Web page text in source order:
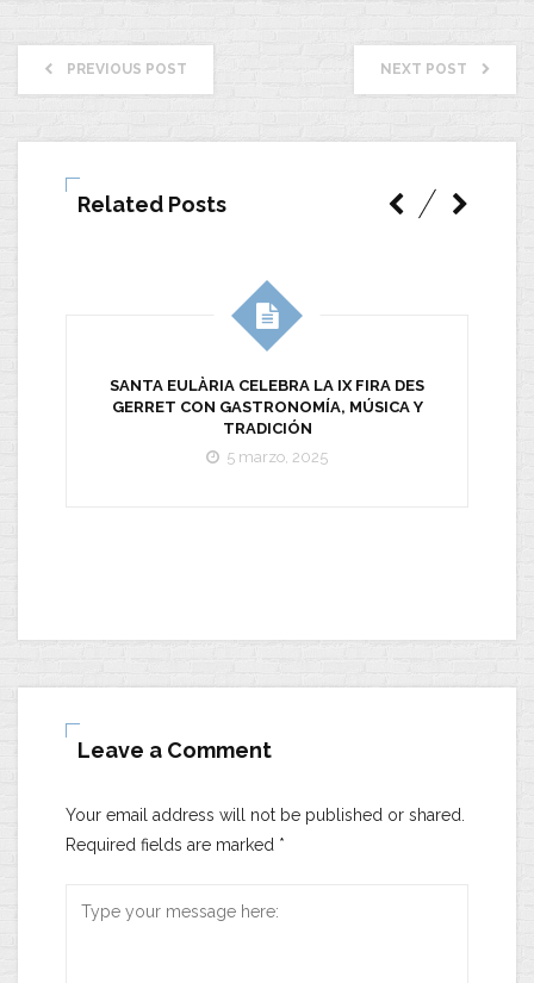
PREVIOUS POST NEXT POST
Related Posts
SANTA EULÀRIA CELEBRA LA IX FIRA DES
GERRET CON GASTRONOMÍA, MÚSICA Y
TRADICIÓN
5 marzo, 2025
Leave a Comment
Your email address will not be published or shared.
Required fields are marked *